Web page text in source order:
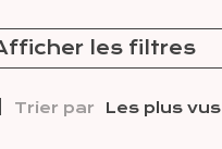
les filtres
Trier par Les plus vus